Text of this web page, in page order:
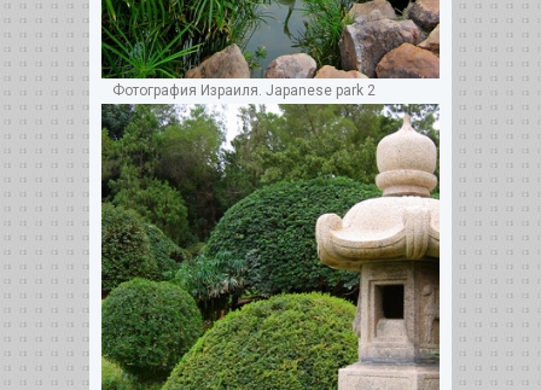
Фотография Израиля. Japanese park 2